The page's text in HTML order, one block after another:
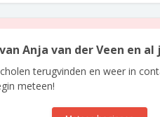
Anja van der Veen en
terugvinden en weer in
meteen!